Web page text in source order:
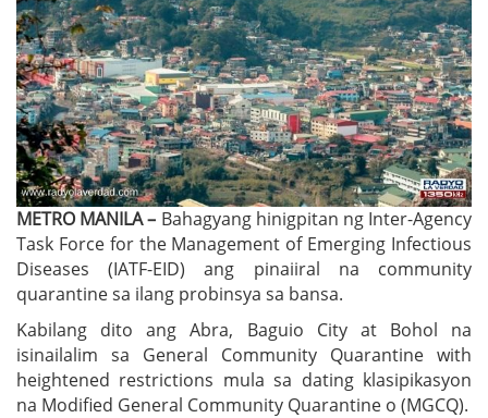
METRO MANILA – Bahagyang hinigpitan ng Inter-Agency
Task Force for the Management of Emerging Infectious
Diseases (IATF-EID) ang pinaiiral na community
quarantine sa ilang probinsya sa bansa.
Kabilang dito ang Abra, Baguio City at Bohol na
isinailalim sa General Community Quarantine with
heightened restrictions mula sa dating klasipikasyon
na Modified General Community Quarantine o (MGCQ).